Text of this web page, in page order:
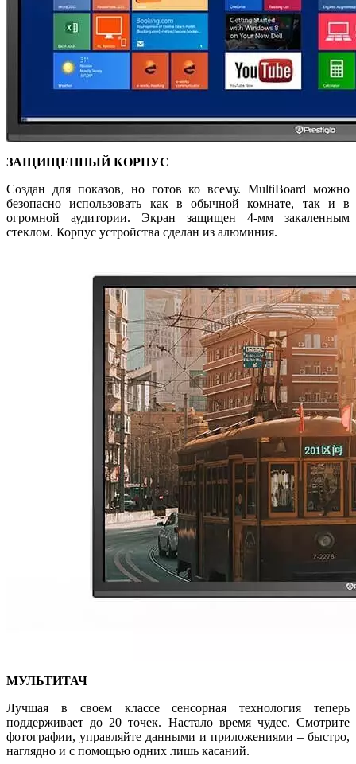
ЗАЩИЩЕННЫЙ КОРПУС
Создан для показов, но готов ко всему. MultiBoard можно
безопасно использовать как в обычной комнате, так и в
огромной аудитории. Экран защищен 4-мм закаленным
стеклом. Корпус устройства сделан из алюминия.
МУЛЬТИТАЧ
Лучшая в своем классе сенсорная технология теперь
поддерживает до 20 точек. Настало время чудес. Смотрите
фотографии, управляйте данными и приложениями – быстро,
наглядно и с помощью одних лишь касаний.